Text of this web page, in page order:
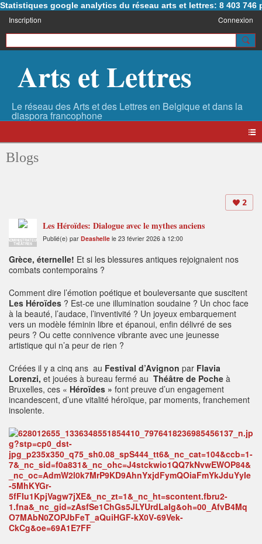
Statistiques google analytics du réseau arts et lettres: 8 403 746
Inscription Connexion
Arts et Lettres
Blogs
2
ADMINISTRATEUR
THÉÂTRES
Les Héroïdes: Dialogue avec le mythes anciens
Publié(e) par Deashelle le 23 février 2026 à 12:00
Grèce, éternelle! Et si les blessures antiques rejoignaient nos
combats contemporains ?
Comment dire l’émotion poétique et bouleversante que suscitent
Les Héroïdes ? Est-ce une illumination soudaine ? Un choc face
à la beauté, l’audace, l’inventivité ? Un joyeux embarquement
vers un modèle féminin libre et épanoui, enfin délivré de ses
peurs ? Ou cette connivence vibrante avec une jeunesse
artistique qui n’a peur de rien ?
Créées il y a cinq ans au Festival d’Avignon par Flavia
Lorenzi, et jouées à bureau fermé au Théâtre de Poche à
Bruxelles, ces « Héroïdes » font preuve d’un engagement
incandescent, d’une vitalité héroïque, par moments, franchement
insolente.